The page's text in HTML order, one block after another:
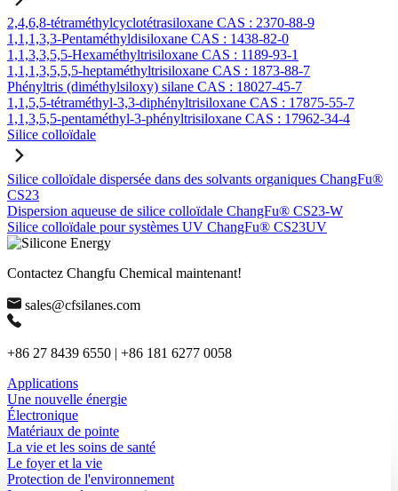
2,4,6,8-tétraméthylcyclotétrasiloxane CAS : 2370-88-9
1,1,1,3,3-Pentaméthyldisiloxane CAS : 1438-82-0
1,1,3,3,5,5-Hexaméthyltrisiloxane CAS : 1189-93-1
1,1,1,3,5,5,5-heptaméthyltrisiloxane CAS : 1873-88-7
Phényltris (diméthylsiloxy) silane CAS : 18027-45-7
1,1,5,5-tétraméthyl-3,3-diphényltrisiloxane CAS : 17875-55-7
1,1,3,5,5-pentaméthyl-3-phényltrisiloxane CAS : 17962-34-4
Silice colloïdale
Silice colloïdale dispersée dans des solvants organiques ChangFu®
CS23
Dispersion aqueuse de silice colloïdale ChangFu® CS23-W
Silice colloïdale pour systèmes UV ChangFu® CS23UV
Contactez Changfu Chemical maintenant!
sales@cfsilanes.com
+86 27 8439 6550 | +86 181 6277 0058
Applications
Une nouvelle énergie
Électronique
Matériaux de pointe
La vie et les soins de santé
Le foyer et la vie
Protection de l'environnement